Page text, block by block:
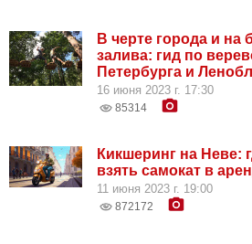
В черте города и на
залива: гид по
Петербурга и
16 июня 2023 г. 17:30
85314
Кикшеринг на Неве:
взять самокат в
11 июня 2023 г. 19:00
872172